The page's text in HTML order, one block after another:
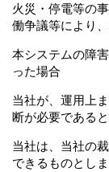
火災・停電等の
働争議等により
本システムの障
った場合
当社が、運用上
断が必要である
当社は、当社の
できるものとしま